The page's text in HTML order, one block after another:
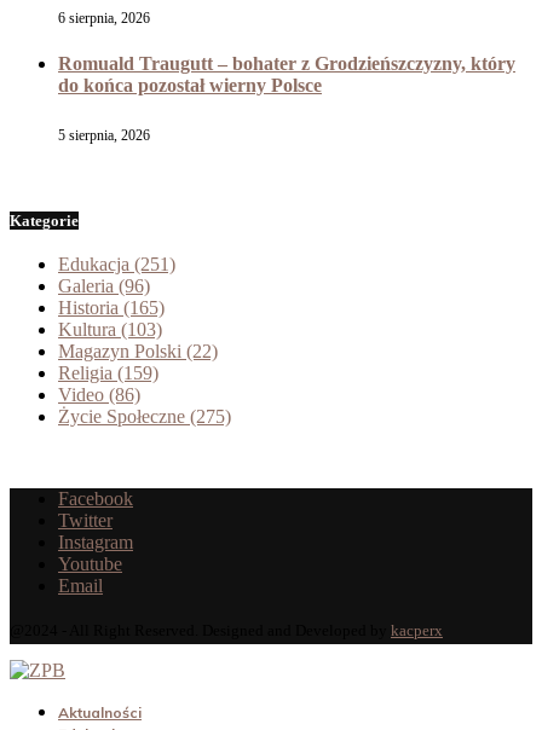
6 sierpnia, 2026
Romuald Traugutt – bohater z Grodzieńszczyzny, który
do końca pozostał wierny Polsce
5 sierpnia, 2026
Kategorie
Edukacja (251)
Galeria (96)
Historia (165)
Kultura (103)
Magazyn Polski (22)
Religia (159)
Video (86)
Życie Społeczne (275)
Facebook
Twitter
Instagram
Youtube
Email
kacperx
Aktualności